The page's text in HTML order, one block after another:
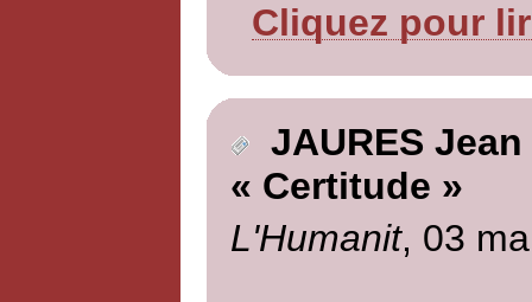
Cliquez pour
JAURES Jean
« Certitude »
L'Humanit, 03